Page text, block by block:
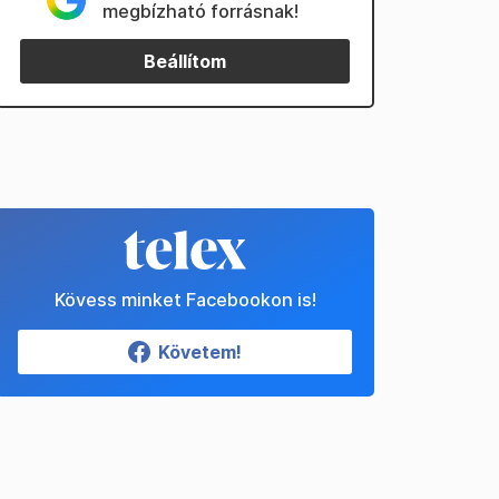
megbízható forrásnak!
Beállítom
Kövess minket Facebookon is!
Követem!